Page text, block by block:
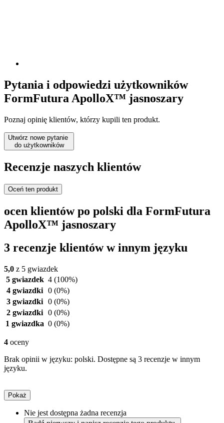
Pytania i odpowiedzi użytkowników
FormFutura ApolloX™ jasnoszary
Poznaj opinię klientów, którzy kupili ten produkt.
Utwórz nowe pytanie
do użytkowników
Recenzje naszych klientów
Oceń ten produkt
ocen klientów po polski dla FormFutura
ApolloX™ jasnoszary
3 recenzje klientów w innym języku
5,0 z 5 gwiazdek
5 gwiazdek 4 (100%)
4 gwiazdki 0 (0%)
3 gwiazdki 0 (0%)
2 gwiazdki 0 (0%)
1 gwiazdka 0 (0%)
4 oceny
Brak opinii w języku: polski. Dostępne są 3 recenzje w innym
języku.
Pokaż
Nie jest dostępna żadna recenzja